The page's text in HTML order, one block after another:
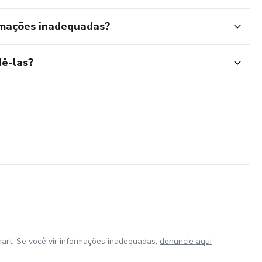
inadequadas?
las?
Se você vir informações inadequadas, denuncie aqui